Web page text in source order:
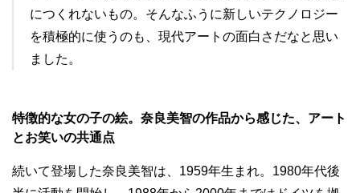
につくれないもの。そんなふうに新しいテクノロジー
を積極的に使うのも、現代アートの面白さだなと思い
ました。
特徴的な女の子の絵。奈良美智の作品から感じた、アート
とお笑いの共通点
続いて登場した奈良美智は、1959年生まれ。1980年代後